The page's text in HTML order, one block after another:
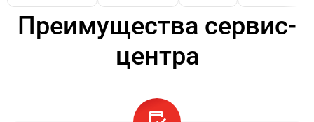
Преимущества сервис-
центра